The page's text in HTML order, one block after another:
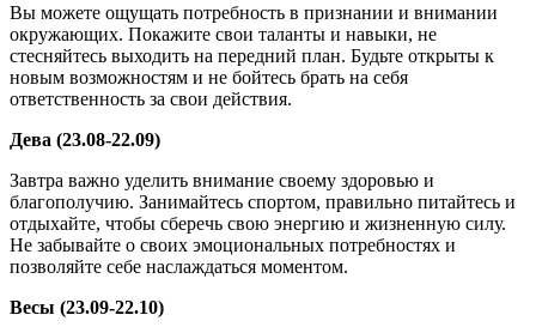
Вы можете ощущать потребность в признании и внимании
окружающих. Покажите свои таланты и навыки, не
стесняйтесь выходить на передний план. Будьте открыты к
новым возможностям и не бойтесь брать на себя
ответственность за свои действия.
Дева (23.08-22.09)
Завтра важно уделить внимание своему здоровью и
благополучию. Занимайтесь спортом, правильно питайтесь и
отдыхайте, чтобы сберечь свою энергию и жизненную силу.
Не забывайте о своих эмоциональных потребностях и
позволяйте себе наслаждаться моментом.
Весы (23.09-22.10)